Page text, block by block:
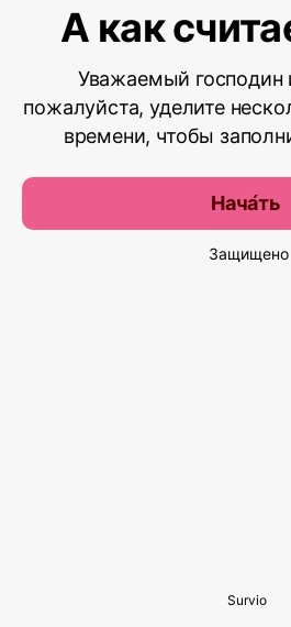
А как
Уважаемый господин
пожалуйста, уделите
времени, чтобы
Нача́ть
Защищено
Survio